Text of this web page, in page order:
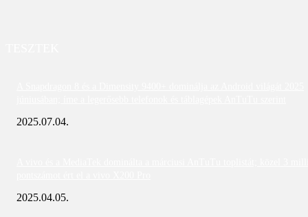
2025.07.04.
2025.04.05.